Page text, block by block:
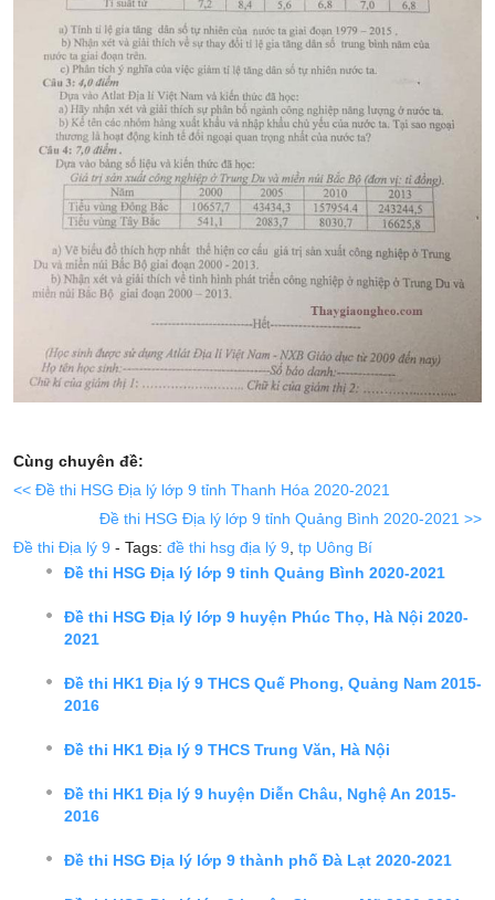
Cùng chuyên đề:
<< Đề thi HSG Địa lý lớp 9 tỉnh Thanh Hóa 2020-2021
Đề thi HSG Địa lý lớp 9 tỉnh Quảng Bình 2020-2021 >>
Đề thi Địa lý 9 - Tags: đề thi hsg địa lý 9, tp Uông Bí
Đề thi HSG Địa lý lớp 9 tỉnh Quảng Bình 2020-2021
Đề thi HSG Địa lý lớp 9 huyện Phúc Thọ, Hà Nội 2020-
2021
Đề thi HK1 Địa lý 9 THCS Quế Phong, Quảng Nam 2015-
2016
Đề thi HK1 Địa lý 9 THCS Trung Văn, Hà Nội
Đề thi HK1 Địa lý 9 huyện Diễn Châu, Nghệ An 2015-
2016
Đề thi HSG Địa lý lớp 9 thành phố Đà Lạt 2020-2021